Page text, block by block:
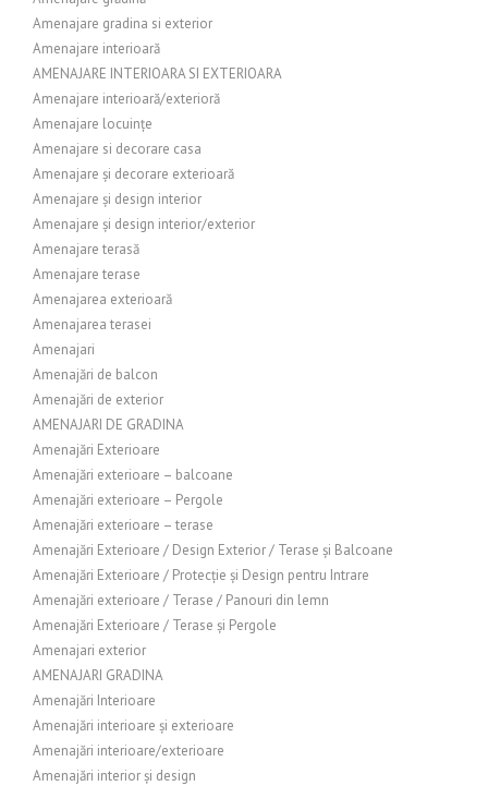
Amenajare gradina si exterior
Amenajare interioară
AMENAJARE INTERIOARA SI EXTERIOARA
Amenajare interioară/exterioră
Amenajare locuințe
Amenajare si decorare casa
Amenajare și decorare exterioară
Amenajare și design interior
Amenajare și design interior/exterior
Amenajare terasă
Amenajare terase
Amenajarea exterioară
Amenajarea terasei
Amenajari
Amenajări de balcon
Amenajări de exterior
AMENAJARI DE GRADINA
Amenajări Exterioare
Amenajări exterioare – balcoane
Amenajări exterioare – Pergole
Amenajări exterioare – terase
Amenajări Exterioare / Design Exterior / Terase și Balcoane
Amenajări Exterioare / Protecție și Design pentru Intrare
Amenajări exterioare / Terase / Panouri din lemn
Amenajări Exterioare / Terase și Pergole
Amenajari exterior
AMENAJARI GRADINA
Amenajări Interioare
Amenajări interioare și exterioare
Amenajări interioare/exterioare
Amenajări interior și design